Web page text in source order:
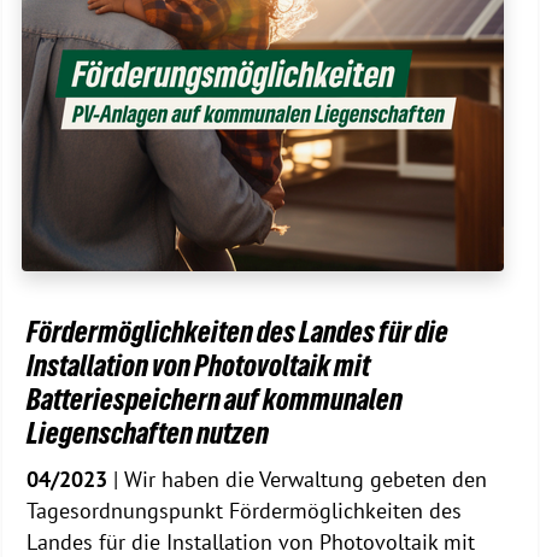
Fördermöglichkeiten des Landes für die
Installation von Photovoltaik mit
Batteriespeichern auf kommunalen
Liegenschaften nutzen
04/2023 | Wir haben die Verwaltung gebeten den
Tagesordnungspunkt Fördermöglichkeiten des
Landes für die Installation von Photovoltaik mit